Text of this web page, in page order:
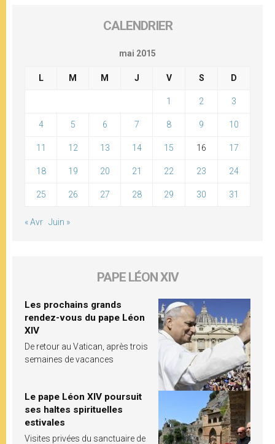
CALENDRIER
mai 2015
L M M J V S D
1 2 3
4 5 6 7 8 9 10
11 12 13 14 15 16 17
18 19 20 21 22 23 24
25 26 27 28 29 30 31
« Avr Juin »
PAPE LÉON XIV
Les prochains grands
rendez-vous du pape Léon
XIV
De retour au Vatican, après trois
semaines de vacances
Le pape Léon XIV poursuit
ses haltes spirituelles
estivales
Visites privées du sanctuaire de